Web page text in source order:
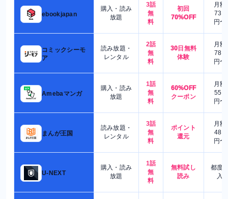
ebookjapan
購入・読み
放題
3話
無
料
初回
70%OFF
月額
730
円〜
コミックシーモ
ア
読み放題・
レンタル
2話
無
料
30日無料
体験
月額
780
円〜
Amebaマンガ
購入・読み
放題
1話
無
料
60%OFF
クーポン
月額
550
円〜
まんが王国
読み放題・
レンタル
3話
無
料
ポイント
還元
月額
480
円〜
U-NEXT
購入・読み
放題
1話
無
料
無料試し
読み
都度
入